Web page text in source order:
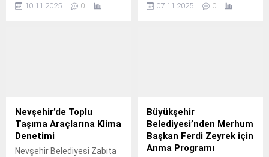
Saygı Yürüyüşü”nde
10.11.2025 0
kantinlerinde denetimlerini
kantinlerinde denetimlerini
aralıksız sürdürüyor.
07.11.2025 0
Nevşehir’de Toplu
Taşıma Araçlarına Klima
Denetimi
Nevşehir Belediyesi Zabıta
Büyükşehir
Belediyesi’nden Merhum
Başkan Ferdi Zeyrek için
Anma Programı